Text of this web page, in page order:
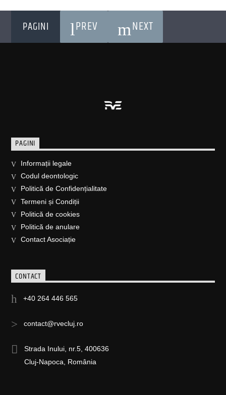
PAGINI PREV NEXT
PAGINI
Informații legale
Codul deontologic
Politică de Confidențialitate
Termeni și Condiții
Politică de cookies
Politică de anulare
Contact Asociație
CONTACT
+40 264 446 565
contact@rvecluj.ro
Strada Inului, nr.5, 400636
Cluj-Napoca, România